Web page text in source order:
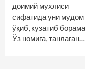
доимий мухлиси
сифатида уни мудом
ўқиб, кузатиб
Ўз номига, танлаган…